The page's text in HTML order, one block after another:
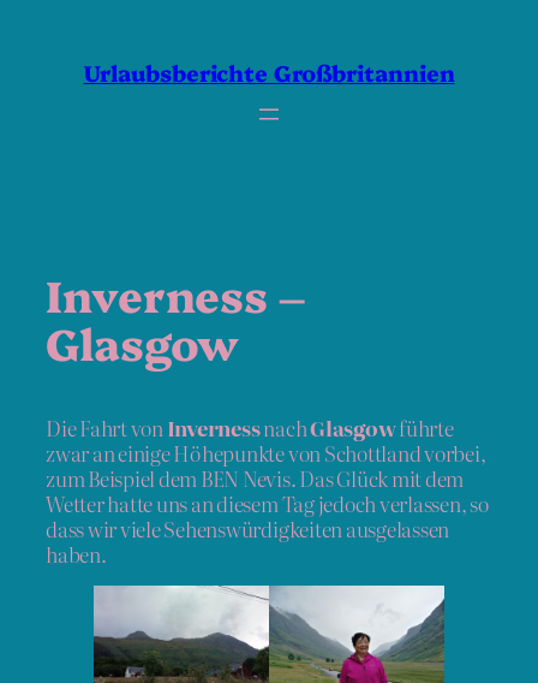
springenUrlaubsberichte Großbritannien
Inverness –
Glasgow
Die Fahrt von InvernessnachGlasgowführte
zwar an einige Höhepunkte von Schottland vorbei,
zum Beispiel dem BEN Nevis. Das Glück mit dem
Wetter hatte uns an diesem Tag jedoch verlassen, so
dass wir viele Sehenswürdigkeiten ausgelassen
haben.